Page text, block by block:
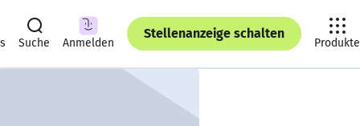
Suche Anmelden
Stellenanzeige schalten
Produkte